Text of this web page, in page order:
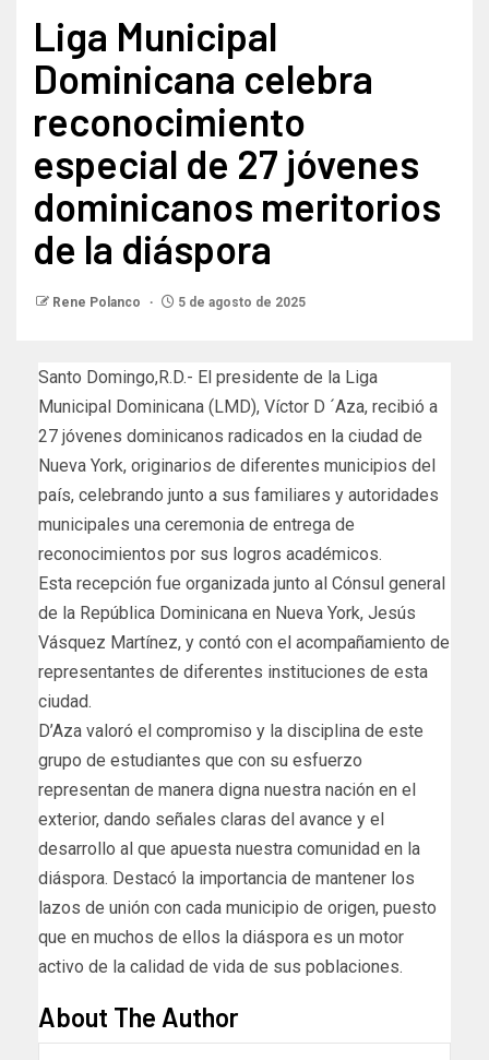
Liga Municipal
Dominicana celebra
reconocimiento
especial de 27 jóvenes
dominicanos meritorios
de la diáspora
Rene Polanco 5 de agosto de 2025
Santo Domingo,R.D.- El presidente de la Liga
Municipal Dominicana (LMD), Víctor D ´Aza, recibió a
27 jóvenes dominicanos radicados en la ciudad de
Nueva York, originarios de diferentes municipios del
país, celebrando junto a sus familiares y autoridades
municipales una ceremonia de entrega de
reconocimientos por sus logros académicos.
Esta recepción fue organizada junto al Cónsul general
de la República Dominicana en Nueva York, Jesús
Vásquez Martínez, y contó con el acompañamiento de
representantes de diferentes instituciones de esta
ciudad.
D’Aza valoró el compromiso y la disciplina de este
grupo de estudiantes que con su esfuerzo
representan de manera digna nuestra nación en el
exterior, dando señales claras del avance y el
desarrollo al que apuesta nuestra comunidad en la
diáspora. Destacó la importancia de mantener los
lazos de unión con cada municipio de origen, puesto
que en muchos de ellos la diáspora es un motor
activo de la calidad de vida de sus poblaciones.
About The Author